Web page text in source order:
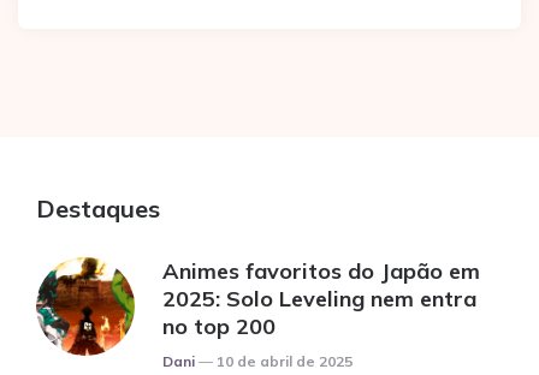
Destaques
Animes favoritos do Japão em
2025: Solo Leveling nem entra
no top 200
Posted
Dani 10 de abril de 2025